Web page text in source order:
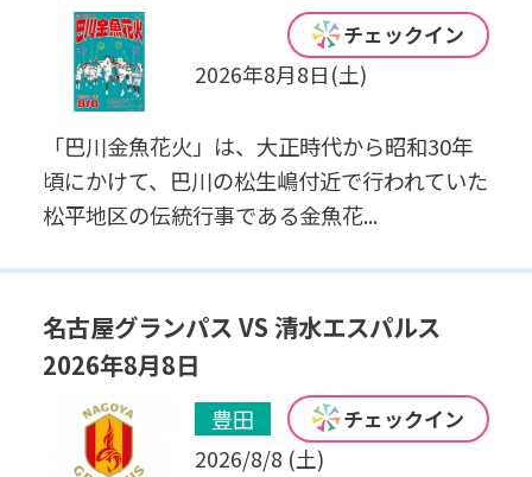
チェックイン
2026年8月8日(土)
「巴川金魚花火」は、大正時代から昭和30年
頃にかけて、巴川の松生嶋付近で行われていた
松平地区の伝統行事である金魚花...
名古屋グランパス VS 清水エスパルス
2026年8月8日
豊田
チェックイン
2026/8/8 (土)